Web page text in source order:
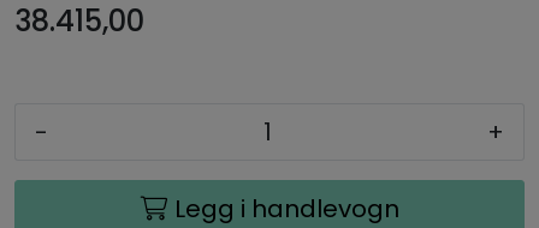
38.415,00
- +
Legg i handlevogn